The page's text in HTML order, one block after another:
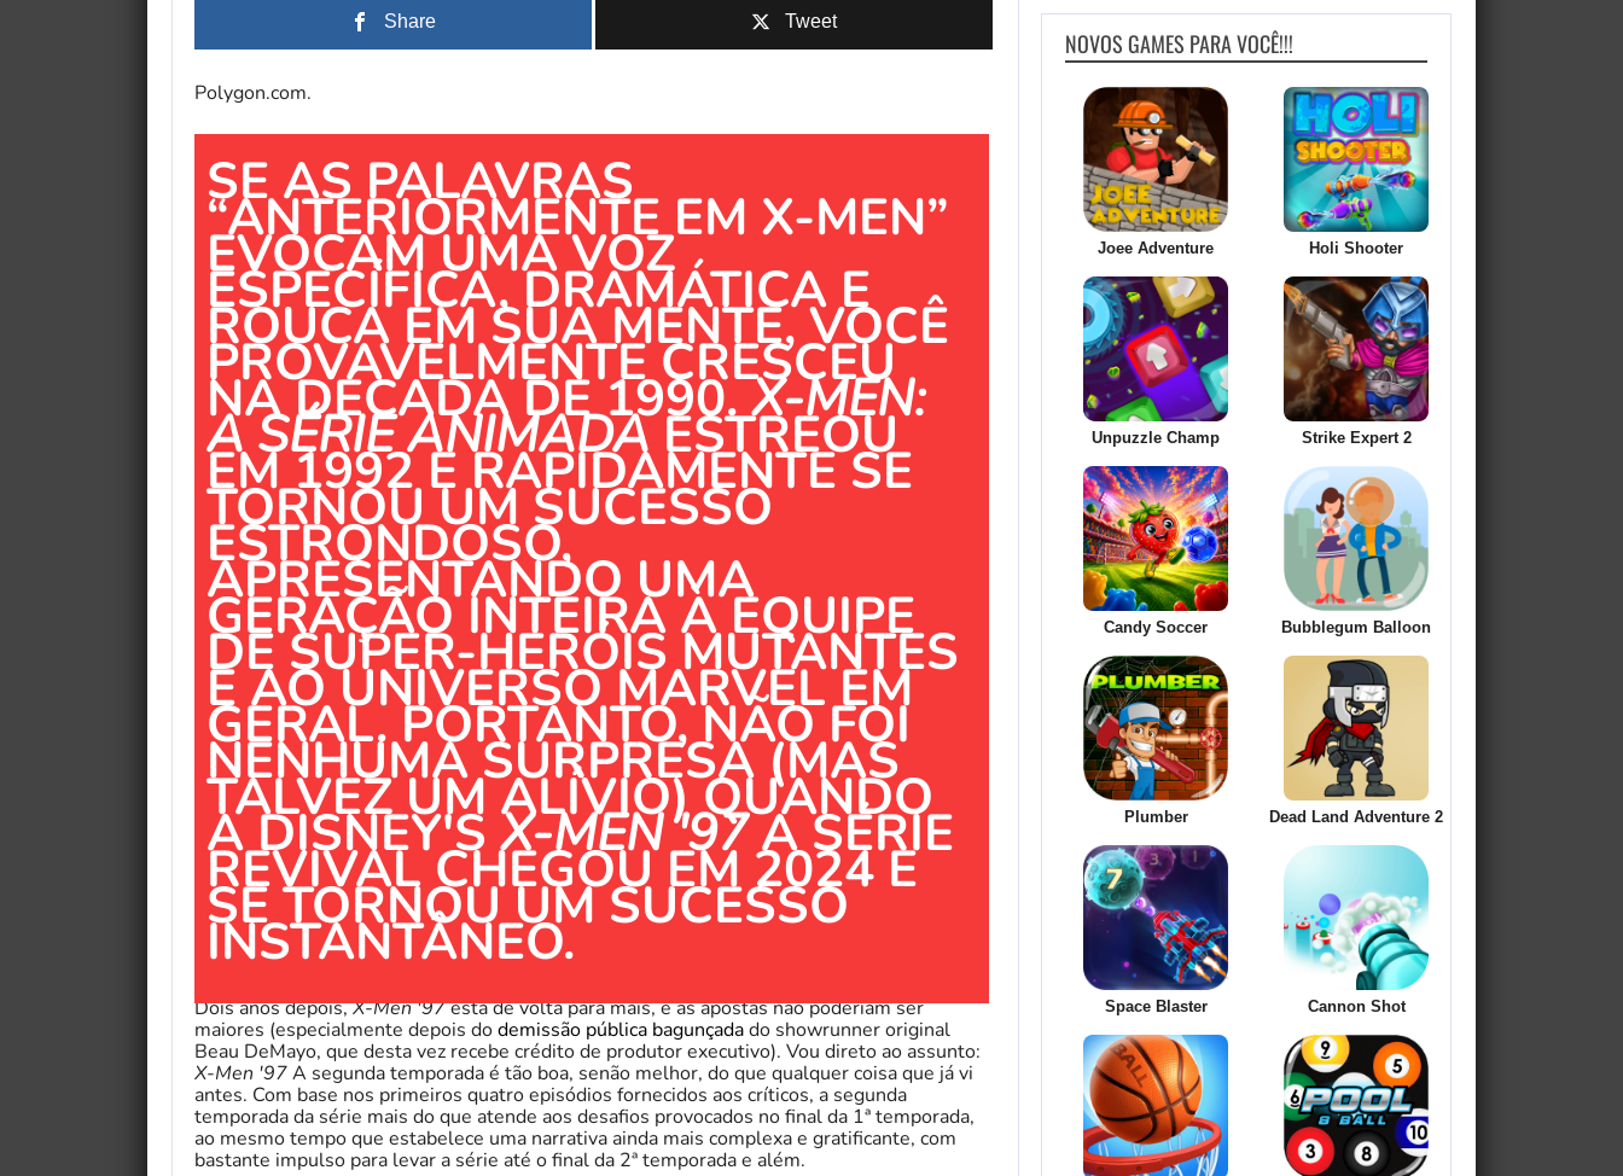
Share Tweet
Polygon.com.
SE AS PALAVRAS
“ANTERIORMENTE EM X-MEN”
EVOCAM UMA VOZ
ESPECÍFICA, DRAMÁTICA E
ROUCA EM SUA MENTE, VOCÊ
PROVAVELMENTE CRESCEU
NA DÉCADA DE 1990.X-MEN:
A SÉRIE ANIMADA ESTREOU
EM 1992 E RAPIDAMENTE SE
TORNOU UM SUCESSO
ESTRONDOSO,
APRESENTANDO UMA
GERAÇÃO INTEIRA À EQUIPE
DE SUPER-HERÓIS MUTANTES
E AO UNIVERSO MARVEL EM
GERAL. PORTANTO, NÃO FOI
NENHUMA SURPRESA (MAS
TALVEZ UM ALÍVIO) QUANDO
A DISNEY'SX-MEN '97A SÉRIE
REVIVAL CHEGOU EM 2024 E
SE TORNOU UM SUCESSO
INSTANTÂNEO.
Dois anos depois,X-Men '97está de volta para mais, e as apostas não poderiam ser
maiores (especialmente depois dodemissão pública bagunçadado showrunner original
Beau DeMayo, que desta vez recebe crédito de produtor executivo). Vou direto ao assunto:
X-Men '97A segunda temporada é tão boa, senão melhor, do que qualquer coisa que já vi
antes. Com base nos primeiros quatro episódios fornecidos aos críticos, a segunda
temporada da série mais do que atende aos desafios provocados no final da 1ª temporada,
ao mesmo tempo que estabelece uma narrativa ainda mais complexa e gratificante, com
bastante impulso para levar a série até o final da 2ª temporada e além.
NOVOS GAMES PARA VOCÊ!!!
Joee Adventure Holi Shooter
Unpuzzle Champ Strike Expert 2
Candy Soccer Bubblegum Balloon
Plumber Dead Land Adventure 2
Space Blaster Cannon Shot